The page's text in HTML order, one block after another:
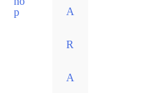
A
R
A